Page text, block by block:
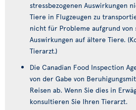
stressbezogenen Auswirkungen
Tiere in Flugzeugen zu
nicht für Probleme aufgrund von
Auswirkungen auf ältere Tiere.
Tierarzt.)
Die Canadian Food Inspection
von der Gabe von
Reisen ab. Wenn Sie dies in
konsultieren Sie Ihren Tierarzt.